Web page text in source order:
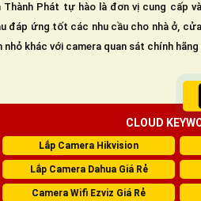
Thành Phát tự hào là đơn vị cung cấp
đáp ứng tốt các nhu cầu cho nhà ở,
nhỏ khác với camera quan sát chính
CLOUD
Lắp Camera Hikvision
Lắp Camera Dahua Giá Rẻ
Camera Wifi Ezviz Giá Rẻ